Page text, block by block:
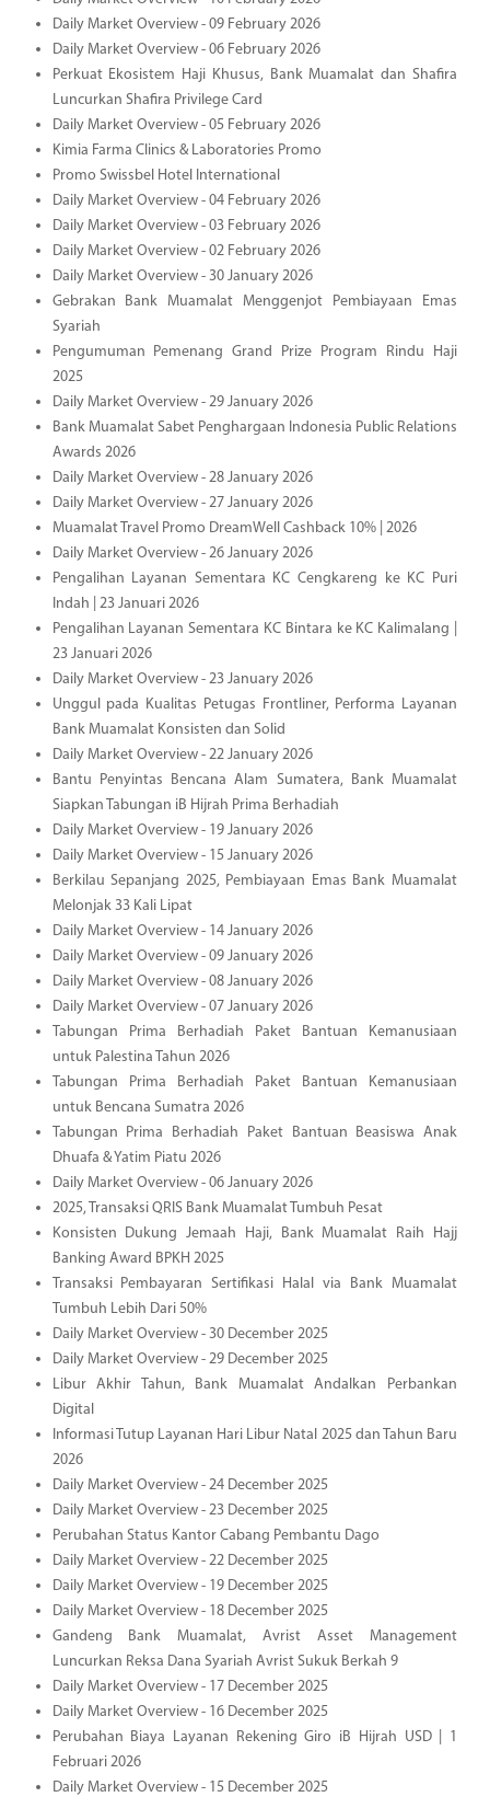
Daily Market Overview - 09 February 2026
Daily Market Overview - 06 February 2026
Perkuat Ekosistem Haji Khusus, Bank Muamalat dan Shafira
Luncurkan Shafira Privilege Card
Daily Market Overview - 05 February 2026
Kimia Farma Clinics & Laboratories Promo
Promo Swissbel Hotel International
Daily Market Overview - 04 February 2026
Daily Market Overview - 03 February 2026
Daily Market Overview - 02 February 2026
Daily Market Overview - 30 January 2026
Gebrakan Bank Muamalat Menggenjot Pembiayaan Emas
Syariah
Pengumuman Pemenang Grand Prize Program Rindu Haji
2025
Daily Market Overview - 29 January 2026
Bank Muamalat Sabet Penghargaan Indonesia Public Relations
Awards 2026
Daily Market Overview - 28 January 2026
Daily Market Overview - 27 January 2026
Muamalat Travel Promo DreamWell Cashback 10% | 2026
Daily Market Overview - 26 January 2026
Pengalihan Layanan Sementara KC Cengkareng ke KC Puri
Indah | 23 Januari 2026
Pengalihan Layanan Sementara KC Bintara ke KC Kalimalang |
23 Januari 2026
Daily Market Overview - 23 January 2026
Unggul pada Kualitas Petugas Frontliner, Performa Layanan
Bank Muamalat Konsisten dan Solid
Daily Market Overview - 22 January 2026
Bantu Penyintas Bencana Alam Sumatera, Bank Muamalat
Siapkan Tabungan iB Hijrah Prima Berhadiah
Daily Market Overview - 19 January 2026
Daily Market Overview - 15 January 2026
Berkilau Sepanjang 2025, Pembiayaan Emas Bank Muamalat
Melonjak 33 Kali Lipat
Daily Market Overview - 14 January 2026
Daily Market Overview - 09 January 2026
Daily Market Overview - 08 January 2026
Daily Market Overview - 07 January 2026
Tabungan Prima Berhadiah Paket Bantuan Kemanusiaan
untuk Palestina Tahun 2026
Tabungan Prima Berhadiah Paket Bantuan Kemanusiaan
untuk Bencana Sumatra 2026
Tabungan Prima Berhadiah Paket Bantuan Beasiswa Anak
Dhuafa & Yatim Piatu 2026
Daily Market Overview - 06 January 2026
2025, Transaksi QRIS Bank Muamalat Tumbuh Pesat
Konsisten Dukung Jemaah Haji, Bank Muamalat Raih Hajj
Banking Award BPKH 2025
Transaksi Pembayaran Sertifikasi Halal via Bank Muamalat
Tumbuh Lebih Dari 50%
Daily Market Overview - 30 December 2025
Daily Market Overview - 29 December 2025
Libur Akhir Tahun, Bank Muamalat Andalkan Perbankan
Digital
Informasi Tutup Layanan Hari Libur Natal 2025 dan Tahun Baru
2026
Daily Market Overview - 24 December 2025
Daily Market Overview - 23 December 2025
Perubahan Status Kantor Cabang Pembantu Dago
Daily Market Overview - 22 December 2025
Daily Market Overview - 19 December 2025
Daily Market Overview - 18 December 2025
Gandeng Bank Muamalat, Avrist Asset Management
Luncurkan Reksa Dana Syariah Avrist Sukuk Berkah 9
Daily Market Overview - 17 December 2025
Daily Market Overview - 16 December 2025
Perubahan Biaya Layanan Rekening Giro iB Hijrah USD | 1
Februari 2026
Daily Market Overview - 15 December 2025